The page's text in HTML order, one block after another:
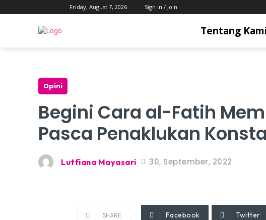
Friday, August 7, 2026 Sign in / Join
Tentang Kami
Opini
Begini Cara al-Fatih
Pasca Penaklukan
Lutfiana Mayasari 30, September, 2022
SHARE Facebook Twitter